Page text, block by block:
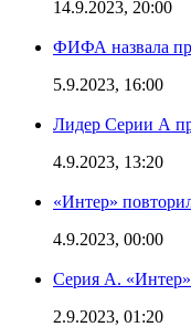
14.9.2023, 20:00
ФИФА назвала
5.9.2023, 16:00
Лидер Серии А
4.9.2023, 13:20
«Интер»
4.9.2023, 00:00
Серия А.
2.9.2023, 01:20